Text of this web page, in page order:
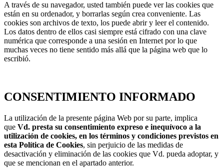
A través de su navegador, usted también puede ver las cookies que
están en su ordenador, y borrarlas según crea conveniente. Las
cookies son archivos de texto, los puede abrir y leer el contenido.
Los datos dentro de ellos casi siempre está cifrado con una clave
numérica que corresponde a una sesión en Internet por lo que
muchas veces no tiene sentido más allá que la página web que lo
escribió.
CONSENTIMIENTO INFORMADO
La utilización de la presente página Web por su parte, implica
que Vd. presta su consentimiento expreso e inequívoco a la
utilización de cookies, en los términos y condiciones previstos en
esta Política de Cookies, sin perjuicio de las medidas de
desactivación y eliminación de las cookies que Vd. pueda adoptar, y
que se mencionan en el apartado anterior.